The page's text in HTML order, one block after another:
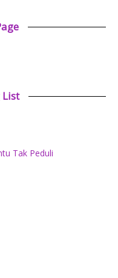
List
Tak Peduli